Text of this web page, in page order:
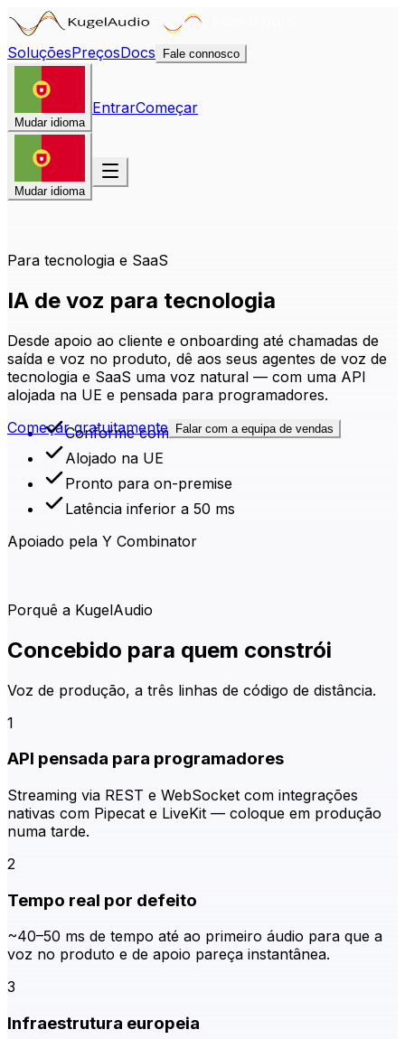
SoluçõesPreçosDocs Fale connosco
Mudar idioma
EntrarComeçar
Mudar idioma
Para tecnologia e SaaS
IA de voz para tecnologia
Desde apoio ao cliente e onboarding até chamadas de
saída e voz no produto, dê aos seus agentes de voz de
tecnologia e SaaS uma voz natural — com uma API
alojada na UE e pensada para programadores.
Começar gratuitamente
Falar com a equipa de vendas
Conforme com o RGPD
Alojado na UE
Pronto para on-premise
Latência inferior a 50 ms
Apoiado pela Y Combinator
Porquê a KugelAudio
Concebido para quem constrói
Voz de produção, a três linhas de código de distância.
1
API pensada para programadores
Streaming via REST e WebSocket com integrações
nativas com Pipecat e LiveKit — coloque em produção
numa tarde.
2
Tempo real por defeito
~40–50 ms de tempo até ao primeiro áudio para que a
voz no produto e de apoio pareça instantânea.
3
Infraestrutura europeia